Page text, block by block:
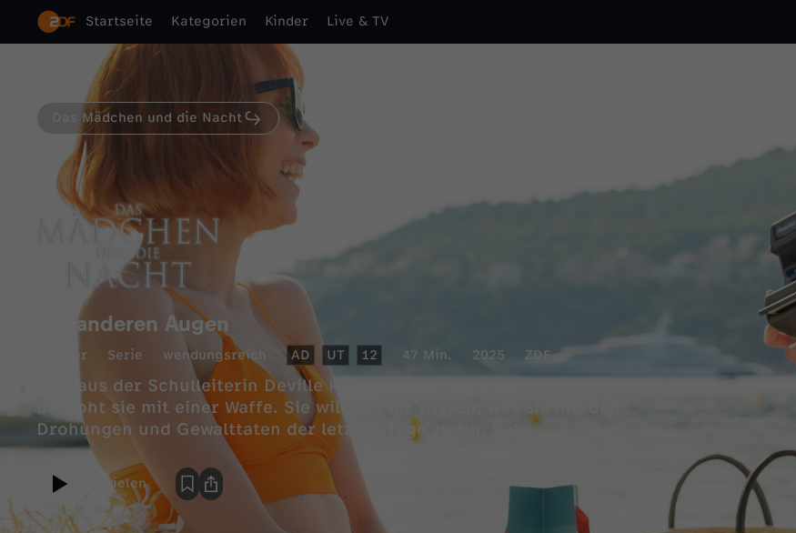
Startseite Kategorien Kinder Live & TV
Das Mädchen und die Nacht
Mit anderen Augen
Thriller Serie wendungsreich AD UT 12 47 Min. 2025 ZDF
Im Haus der Schulleiterin Deville kommt es zum Showdown. Annabelle
bedroht sie mit einer Waffe. Sie will von ihr wissen, was sie mit den
Drohungen und Gewalttaten der letzten Tage zu tun hat.
Abspielen